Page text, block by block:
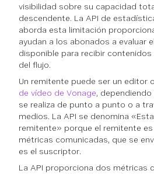
visibilidad sobre su capacidad
descendente. La API de
aborda esta limitación
ayudan a los abonados a evaluar
disponible para recibir
del flujo.
Un remitente puede ser un editor
de vídeo de Vonage,
se realiza de punto a punto o a
medios. La API se denomina
remitente» porque el remitente
métricas comunicadas, que se
es el suscriptor.
La API proporciona dos métricas